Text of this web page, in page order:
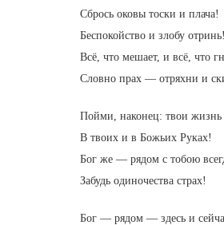
Сбрось оковы тоски и плача!
Беспокойство и злобу отринь!
Всё, что мешает, и всё, что
Словно прах — отряхни и
Пойми, наконец: твои
В твоих и в Божьих Руках!
Бог же — рядом с тобою
Забудь одиночества страх!
Бог — рядом — здесь и